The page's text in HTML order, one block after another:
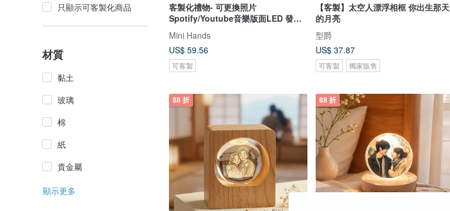
只顯示可客製化商品
材質
黏土
玻璃
棉
紙
貴金屬
顯示更多
客製化禮物- 可更換照片
Spotify/Youtube音樂版面LED 發光
Mini Hands
US$ 59.56
可客製
【客製】太空人漂浮相框 你出生那天
的月亮
型爵
US$ 37.87
可客製 獨家販售
88 折 88 折